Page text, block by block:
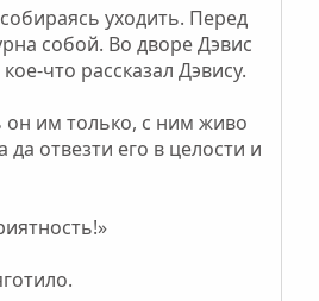
уходить. Перед
собой. Во дворе Дэвис
что рассказал Дэвису.
им только, с ним живо
отвезти его в целости и